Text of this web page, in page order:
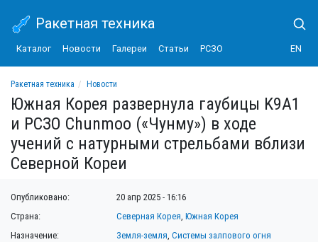
Ракетная техника
Каталог Новости Галереи Статьи РСЗО EN
Ракетная техника
Новости
Южная Корея развернула гаубицы K9A1 и РСЗО Chunmoo («Чунму») в ходе
Южная Корея развернула гаубицы K9A1
и РСЗО Chunmoo («Чунму») в ходе
учений с натурными стрельбами вблизи
Северной Кореи
Опубликовано:
20 апр 2025 - 16:16
Страна:
Северная Корея,Южная Корея
Назначение:
Земля-земля,Системы залпового огня